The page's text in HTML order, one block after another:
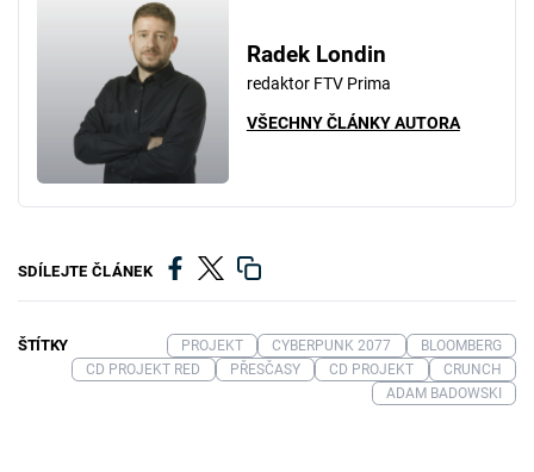
Radek Londin
redaktor FTV Prima
VŠECHNY ČLÁNKY AUTORA
SDÍLEJTE ČLÁNEK
ŠTÍTKY PROJEKT CYBERPUNK 2077
BLOOMBERG
CD PROJEKT RED
PŘESČASY CD PROJEKT
CRUNCH
ADAM BADOWSKI